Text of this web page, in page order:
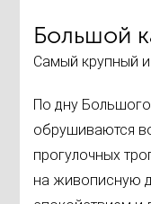
Большой
Самый крупный
По дну Большого
обрушиваются
прогулочных
на живописную